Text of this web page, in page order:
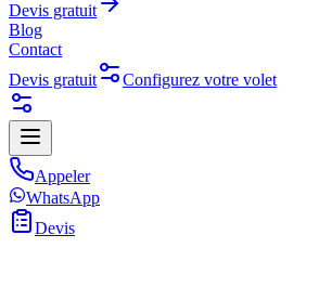
Devis gratuit
Blog
Contact
Devis gratuit
Configurez votre volet
Appeler
WhatsApp
Devis